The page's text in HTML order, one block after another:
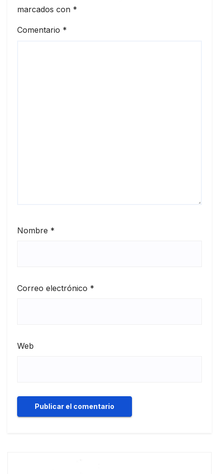
marcados con *
Comentario *
Nombre *
Correo electrónico *
Web